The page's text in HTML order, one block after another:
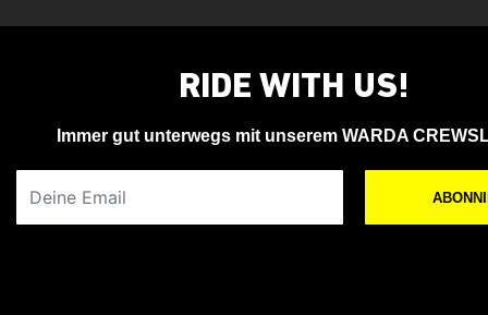
RIDE WITH US!
Immer gut unterwegs mit unserem WARDA